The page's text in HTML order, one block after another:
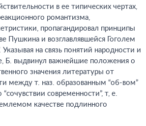
в ее типических чертах,
романтизма,
пропагандировал принципы
Пушкина и возглавлявшейся Гоголем
на связь понятий народности и
Б. выдвинул важнейшие положения о
значения литературы от
между т. наз. образованным “об-вом”
современности”, т, е.
качестве подлинного